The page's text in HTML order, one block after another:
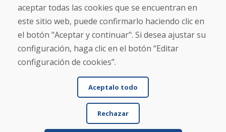
info@domivosport.es
Sobre nosotros
Blog
Sobre nosotros
Contacto
Compra
Tienda electrónica
aceptar todas las cookies que se encuentran en
este sitio web, puede confirmarlo haciendo clic en
el botón "Aceptar y continuar". Si desea ajustar su
configuración, haga clic en el botón “Editar
configuración de cookies”.
Aceptalo todo
Rechazar